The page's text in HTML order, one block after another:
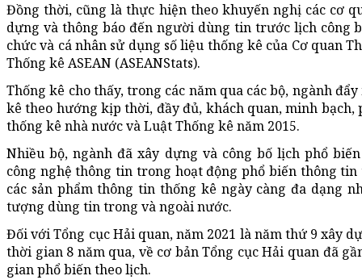
Đồng thời, cũng là thực hiện theo khuyến nghị các cơ
dựng và thông báo đến người dùng tin trước lịch công
chức và cá nhân sử dụng số liệu thống kê của Cơ quan
Thống kê ASEAN (ASEANStats).
Thống kê cho thấy, trong các năm qua các bộ, ngành
kê theo hướng kịp thời, đầy đủ, khách quan, minh
thống kê nhà nước và Luật Thống kê năm 2015.
Nhiều bộ, ngành đã xây dựng và công bố lịch phổ
công nghệ thông tin trong hoạt động phổ biến thông
các sản phẩm thông tin thống kê ngày càng đa dạng
tượng dùng tin trong và ngoài nước.
Đối với Tổng cục Hải quan, năm 2021 là năm thứ 9 xây
thời gian 8 năm qua, về cơ bản Tổng cục Hải quan đã
gian phổ biến theo lịch.